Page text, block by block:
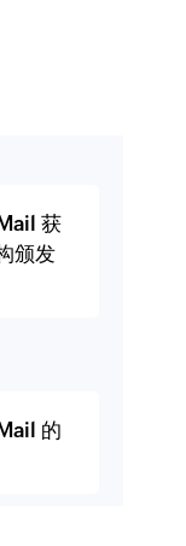
获
颁发
的